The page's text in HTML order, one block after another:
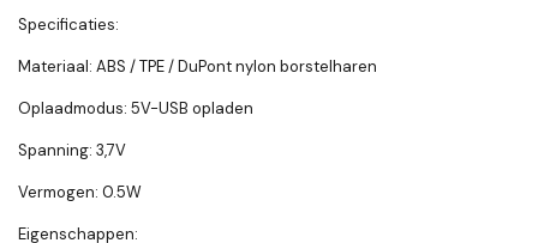
Specificaties:
Materiaal: ABS / TPE / DuPont nylon borstelharen
Oplaadmodus: 5V-USB opladen
Spanning: 3,7V
Vermogen: 0.5W
Eigenschappen: